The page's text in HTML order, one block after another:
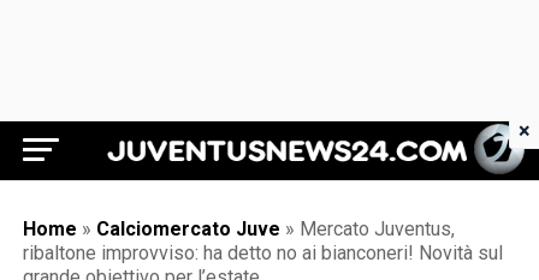
Juventus News 24
Home » Calciomercato Juve » Mercato Juventus,
ribaltone improvviso: ha detto no ai bianconeri! Novità sul
×